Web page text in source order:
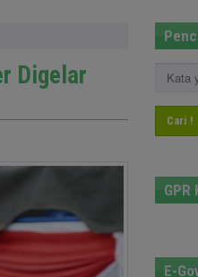
Digelar
Cari !
GPR
E-